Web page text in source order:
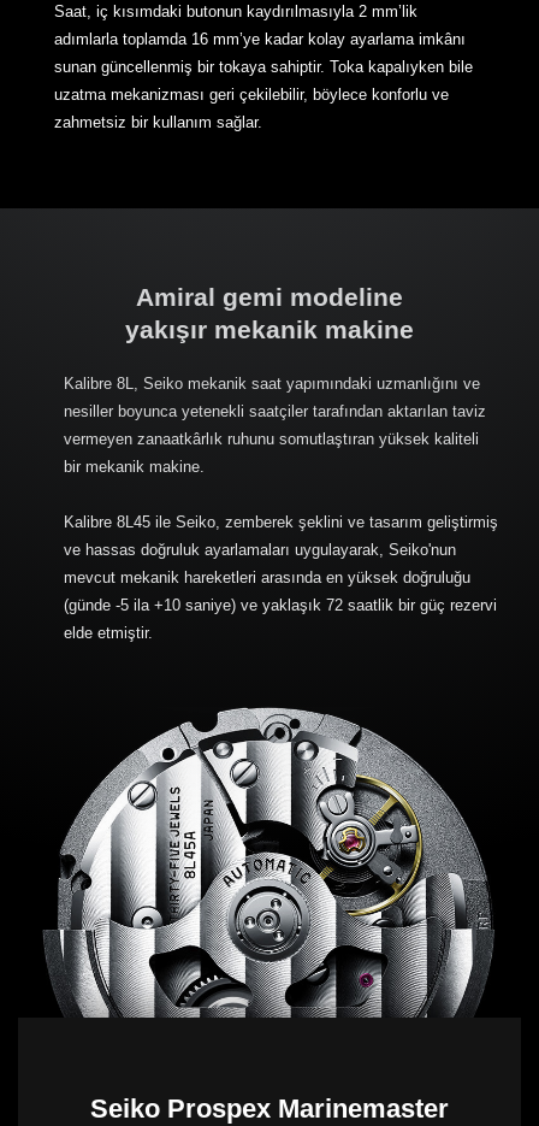
Saat, iç kısımdaki butonun kaydırılmasıyla 2 mm’lik
adımlarla toplamda 16 mm’ye kadar kolay ayarlama imkânı
sunan güncellenmiş bir tokaya sahiptir. Toka kapalıyken bile
uzatma mekanizması geri çekilebilir, böylece konforlu ve
zahmetsiz bir kullanım sağlar.
Amiral gemi modeline
yakışır mekanik makine
Kalibre 8L, Seiko mekanik saat yapımındaki uzmanlığını ve
nesiller boyunca yetenekli saatçiler tarafından aktarılan taviz
vermeyen zanaatkârlık ruhunu somutlaştıran yüksek kaliteli
bir mekanik makine.
Kalibre 8L45 ile Seiko, zemberek şeklini ve tasarım geliştirmiş
ve hassas doğruluk ayarlamaları uygulayarak, Seiko'nun
mevcut mekanik hareketleri arasında en yüksek doğruluğu
(günde -5 ila +10 saniye) ve yaklaşık 72 saatlik bir güç rezervi
elde etmiştir.
Seiko Prospex Marinemaster